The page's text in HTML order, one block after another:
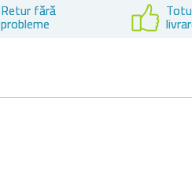
Retur fără
probleme